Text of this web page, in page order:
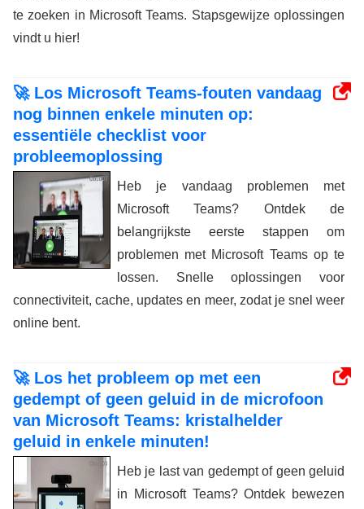
te zoeken in Microsoft Teams. Stapsgewijze oplossingen
vindt u hier!
🚀 Los Microsoft Teams-fouten vandaag
nog binnen enkele minuten op:
essentiële checklist voor
probleemoplossing
Heb je vandaag problemen met
Microsoft Teams? Ontdek de
belangrijkste eerste stappen om
problemen met Microsoft Teams op te
lossen. Snelle oplossingen voor
connectiviteit, cache, updates en meer, zodat je snel weer
online bent.
🚀 Los het probleem op met een
gedempt of geen geluid in de microfoon
van Microsoft Teams: kristalhelder
geluid in enkele minuten!
Heb je last van gedempt of geen geluid
in Microsoft Teams? Ontdek bewezen